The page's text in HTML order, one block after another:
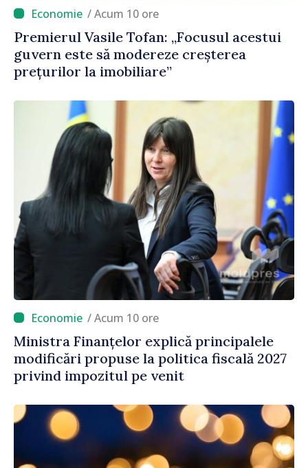
/ Acum 10 ore
Premierul Vasile Tofan: „Focusul acestui
guvern este să modereze creșterea
prețurilor la imobiliare”
/ Acum 10 ore
Ministra Finanțelor explică principalele
modificări propuse la politica fiscală 2027
privind impozitul pe venit